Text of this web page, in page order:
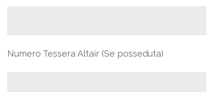
Numero Tessera Altair (Se posseduta)